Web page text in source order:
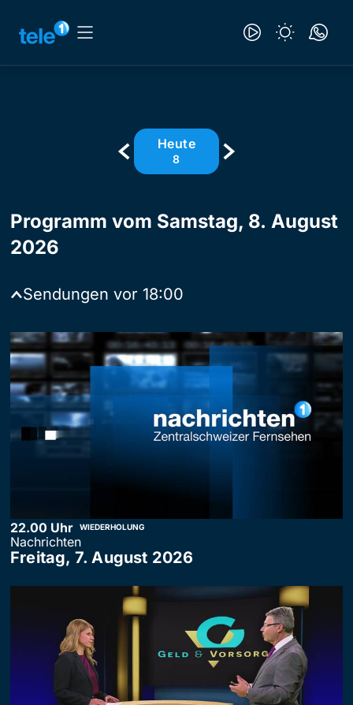
Heute
8
Programm vom Samstag, 8. August
2026
Sendungen vor 18:00
22.00 Uhr WIEDERHOLUNG
Nachrichten
Freitag, 7. August 2026